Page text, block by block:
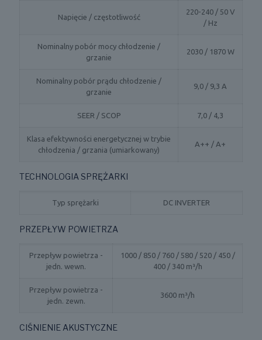
Napięcie / częstotliwość
220-240 / 50 V
/ Hz
Nominalny pobór mocy chłodzenie /
grzanie
2030 / 1870 W
Nominalny pobór prądu chłodzenie /
grzanie
9,0 / 9,3 A
SEER / SCOP 7,0 / 4,3
Klasa efektywności energetycznej w trybie
chłodzenia / grzania (umiarkowany)
A++ / A+
TECHNOLOGIA SPRĘŻARKI
Typ sprężarki DC INVERTER
PRZEPŁYW POWIETRZA
Przepływ powietrza -
jedn. wewn.
1000 / 850 / 760 / 580 / 520 / 450 /
400 / 340 m³/h
Przepływ powietrza -
jedn. zewn.
3600 m³/h
CIŚNIENIE AKUSTYCZNE